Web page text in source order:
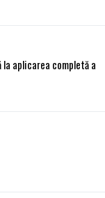
aplicarea completă a